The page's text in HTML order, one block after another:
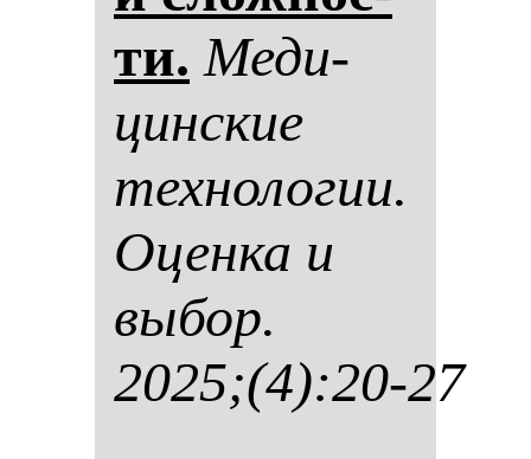
ти. Ме­ди­
цин­ские
тех­но­ло­гии.
Оцен­ка и
вы­бор.
2025;(4):20-27